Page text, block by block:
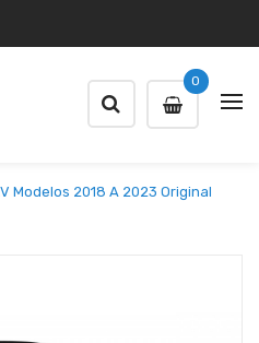
0
Modelos 2018 A 2023 Original